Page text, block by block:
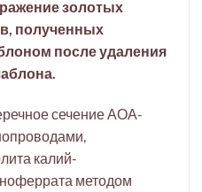
золотых
полученных
после удаления
сечение АОА-
калий-
методом